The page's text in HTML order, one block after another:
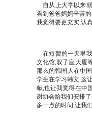
自从上大学以来
看到爸爸妈妈辛苦
我觉得要更充实,认
在短暂的一天里
文化馆,双子座大厦
那么的韩国人在中
学生在学习韩文.这
献,也让我觉得在中
谢协会给我们安排
多一点的时间,让我